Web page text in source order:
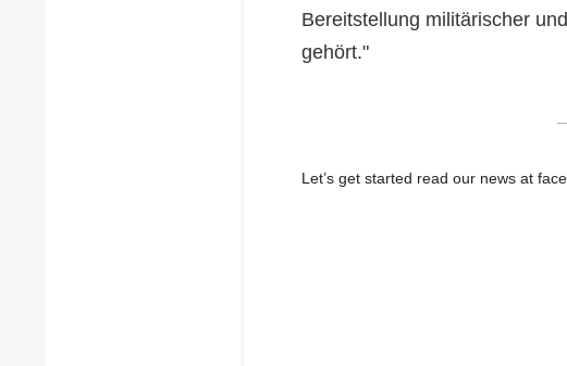
Bereitstellung militärischer
gehört."
Let’s get started read our news at